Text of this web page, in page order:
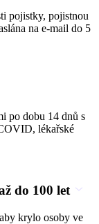
pojistky, pojistnou
na e-mail do 5
po dobu 14 dnů s
lékařské
do 100 let
krylo osoby ve